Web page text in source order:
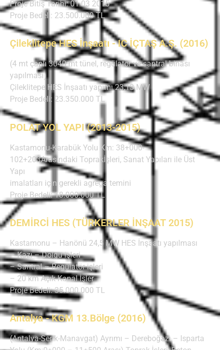
Proje Bitiş Tarihi: 01 03 2015
Proje Bedeli: 23.500.000 TL
Çileklitepe HES İnşaatı - IC İÇTAŞ A.Ş. (2016)
(4 mt çaplı 3040 mt tünel, regülatör ve santral binası
yapılması)
Çileklitepe HES İnşaatı yapımı 23,13 MW
Proje Bedeli: 23.350.000 TL
POLAT YOL YAPI (2013-2015)
Kastamonu-Karabük Yolu Km: 38+000-
102+203Arasındaki Toprakİşleri, Sanat Yapıları ile Üst
Yapı
imalatları için gerekli agrega temini
Proje Bedeli: 18.000.000 TL
DEMİRCİ HES (TÜRKERLER İNŞAAT 2015)
Kastamonu – Hanönü 24,5 MW HES İnşaatı yapılması
– Kazı – Dolgu işleri
– Santral – Regülatör işleri
– 20 km Açık Kanal İşler
Proje Bedeli: 35.000.000 TL
Antalya - KGM 13.Bölge (2016)
(Antalya-Serik-Manavgat) Ayrımı – Dereboğazı – Isparta